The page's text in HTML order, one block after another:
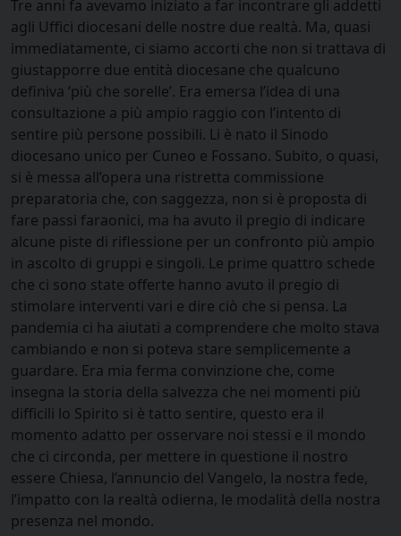
Tre anni fa avevamo iniziato a far incontrare gli addetti
agli Uffici diocesani delle nostre due realtà. Ma, quasi
immediatamente, ci siamo accorti che non si trattava di
giustapporre due entità diocesane che qualcuno
definiva ‘più che sorelle’. Era emersa l’idea di una
consultazione a più ampio raggio con l’intento di
sentire più persone possibili. Li è nato il Sinodo
diocesano unico per Cuneo e Fossano. Subito, o quasi,
si è messa all’opera una ristretta commissione
preparatoria che, con saggezza, non si è proposta di
fare passi faraonici, ma ha avuto il pregio di indicare
alcune piste di riflessione per un confronto più ampio
in ascolto di gruppi e singoli. Le prime quattro schede
che ci sono state offerte hanno avuto il pregio di
stimolare interventi vari e dire ciò che si pensa. La
pandemia ci ha aiutati a comprendere che molto stava
cambiando e non si poteva stare semplicemente a
guardare. Era mia ferma convinzione che, come
insegna la storia della salvezza che nei momenti più
difficili lo Spirito si è tatto sentire, questo era il
momento adatto per osservare noi stessi e il mondo
che ci circonda, per mettere in questione il nostro
essere Chiesa, l’annuncio del Vangelo, la nostra fede,
l’impatto con la realtà odierna, le modalità della nostra
presenza nel mondo.